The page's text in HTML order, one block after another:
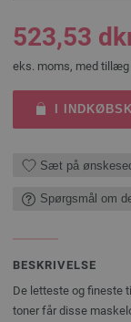
523,53
eks. moms, med
I
Sæt på
Spørgsmål om
BESKRIVELSE
De letteste og fineste
toner får disse